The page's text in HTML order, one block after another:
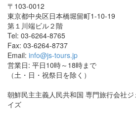
〒103-0012
東京都中央区日本橋堀留町1-10-19
第１川端ビル２階
Tel: 03-6264-8765
Fax: 03-6264-8737
Email: info@js-tours.jp
営業日: 平日10時～18時まで
（土・日・祝祭日を除く）
朝鮮民主主義人民共和国 専門旅行会社
イズ